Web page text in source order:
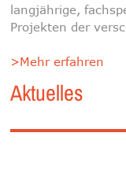
langjährige,
Projekten der
>Mehr erfahren
Aktuelles